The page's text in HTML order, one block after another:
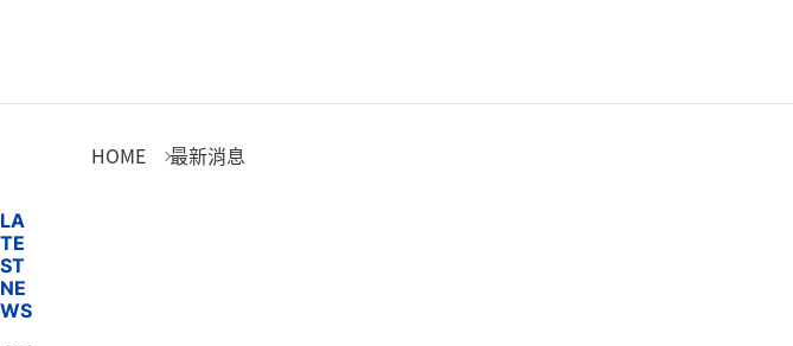
最新消息
HOME 最新消息
LA
TE
ST
NE
WS